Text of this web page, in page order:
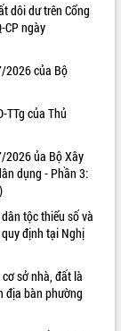
dôi dư trên Cổng
ngày
2026 của Bộ
TTg của Thủ
2026 ủa Bộ Xây
dụng - Phần 3:
tộc thiểu số và
định tại Nghị
sở nhà, đất là
địa bàn phường